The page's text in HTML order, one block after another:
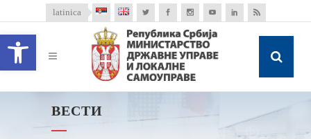
Open toolbar
latinica
ВЕСТИ